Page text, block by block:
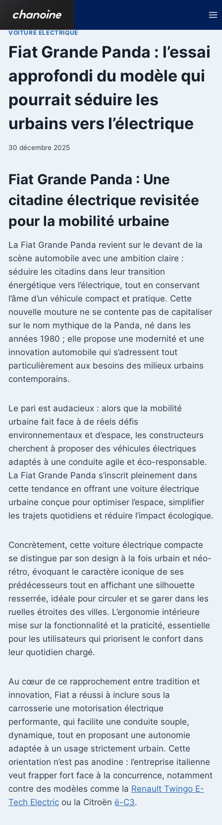
contenu
VOITURE ELECTRIQUE
Fiat Grande Panda : l’essai
approfondi du modèle qui
pourrait séduire les
urbains vers l’électrique
30 décembre 2025
Fiat Grande Panda : Une
citadine électrique revisitée
pour la mobilité urbaine
La Fiat Grande Panda revient sur le devant de la
scène automobile avec une ambition claire :
séduire les citadins dans leur transition
énergétique vers l’électrique, tout en conservant
l’âme d’un véhicule compact et pratique. Cette
nouvelle mouture ne se contente pas de capitaliser
sur le nom mythique de la Panda, né dans les
années 1980 ; elle propose une modernité et une
innovation automobile qui s’adressent tout
particulièrement aux besoins des milieux urbains
contemporains.
Le pari est audacieux : alors que la mobilité
urbaine fait face à de réels défis
environnementaux et d’espace, les constructeurs
cherchent à proposer des véhicules électriques
adaptés à une conduite agile et éco-responsable.
La Fiat Grande Panda s’inscrit pleinement dans
cette tendance en offrant une voiture électrique
urbaine conçue pour optimiser l’espace, simplifier
les trajets quotidiens et réduire l’impact écologique.
Concrètement, cette voiture électrique compacte
se distingue par son design à la fois urbain et néo-
rétro, évoquant le caractère iconique de ses
prédécesseurs tout en affichant une silhouette
resserrée, idéale pour circuler et se garer dans les
ruelles étroites des villes. L’ergonomie intérieure
mise sur la fonctionnalité et la praticité, essentielle
pour les utilisateurs qui priorisent le confort dans
leur quotidien chargé.
Au cœur de ce rapprochement entre tradition et
innovation, Fiat a réussi à inclure sous la
carrosserie une motorisation électrique
performante, qui facilite une conduite souple,
dynamique, tout en proposant une autonomie
adaptée à un usage strictement urbain. Cette
orientation n’est pas anodine : l’entreprise italienne
veut frapper fort face à la concurrence, notamment
contre des modèles comme la Renault Twingo E-
Tech Electric ou la Citroën ë-C3.